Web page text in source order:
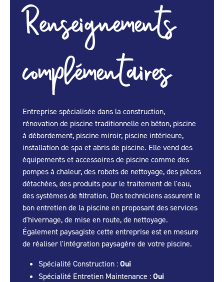
Renseignements
complémentaires
Entreprise spécialisée dans la construction,
rénovation de piscine traditionnelle en béton, piscine
à débordement, piscine miroir, piscine intérieure,
installation de spa et abris de piscine. Elle vend des
équipements et accessoires de piscine comme des
pompes à chaleur, des robots de nettoyage, des pièces
détachées, des produits pour le traitement de l'eau,
des systèmes de filtration. Des techniciens assurent le
bon entretien de la piscine en proposant des services
d'hivernage, de mise en route, de nettoyage.
Également paysagiste cette entreprise est en mesure
de réaliser l'intégration paysagère de votre piscine.
Spécialité Construction : Oui
Spécialité Entretien Maintenance : Oui